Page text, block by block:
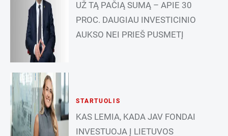
UŽ TĄ PAČIĄ SUMĄ – APIE 30
PROC. DAUGIAU INVESTICINIO
AUKSO NEI PRIEŠ PUSMETĮ
STARTUOLIS
KAS LEMIA, KADA JAV FONDAI
INVESTUOJA Į LIETUVOS